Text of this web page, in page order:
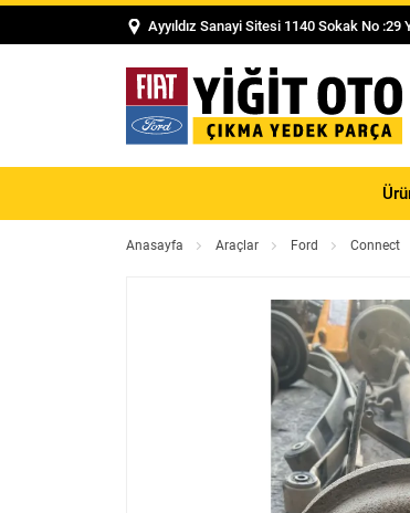
Ayyıldız Sanayi Sitesi 1140 Sokak No
Anasayfa Araçlar Ford Connect